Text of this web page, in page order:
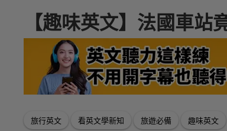
【趣味英文】法國車站
旅行英文 看英文學新知 旅遊必備 趣味英文